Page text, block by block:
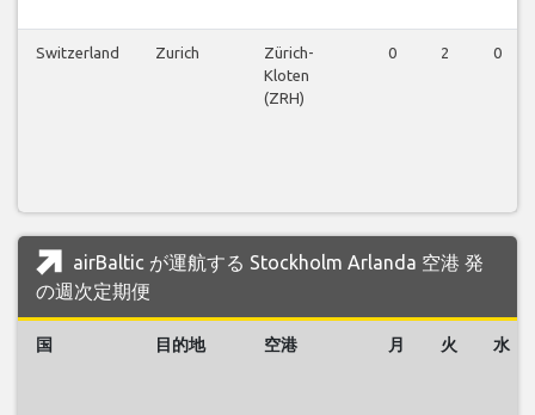
Switzerland Zurich
Zürich-
Kloten
(ZRH)
0 2 0
airBaltic が運航する Stockholm Arlanda 空港 発
の週次定期便
国 目的地 空港 月 火 水